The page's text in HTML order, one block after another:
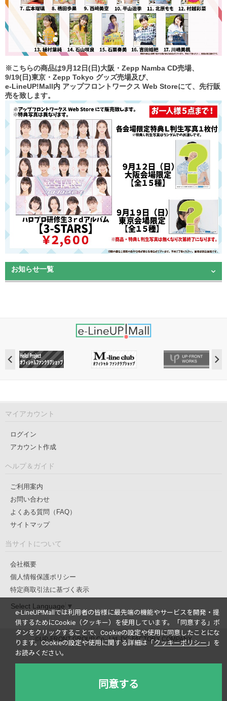
※こちらの商品は9月12日(日)大阪・Zepp Namba CD売場、
9/19(日)東京・Zepp Tokyo グッズ売場及び、
e-LineUP!Mall内 アップフロントワークス Web Storeにて、先行販
売を致します。
お知らせ一覧
マイアカウント
ログイン
アカウント作成
ヘルプ＆ガイド
ご利用案内
お問い合わせ
よくある質問（FAQ）
サイトマップ
当サイトについて
会社概要
個人情報保護ポリシー
特定商取引法に基づく表示
Select Language ▼
©UP-FRONT GROUP Co., Ltd. DC-FACTORY COMPANY
e-LineUP!Mallでは利用者の皆様に最先端の機能やサービスを開発・提
供するためにCookie（クッキー）を使用しています。
「同意する」ボ
タンをクリックすることで、Cookieの設定や使用に同意したことにな
ります。Cookieの設定や使用に関する詳細は「 クッキーポリシー 」を
お読みください。
同意する